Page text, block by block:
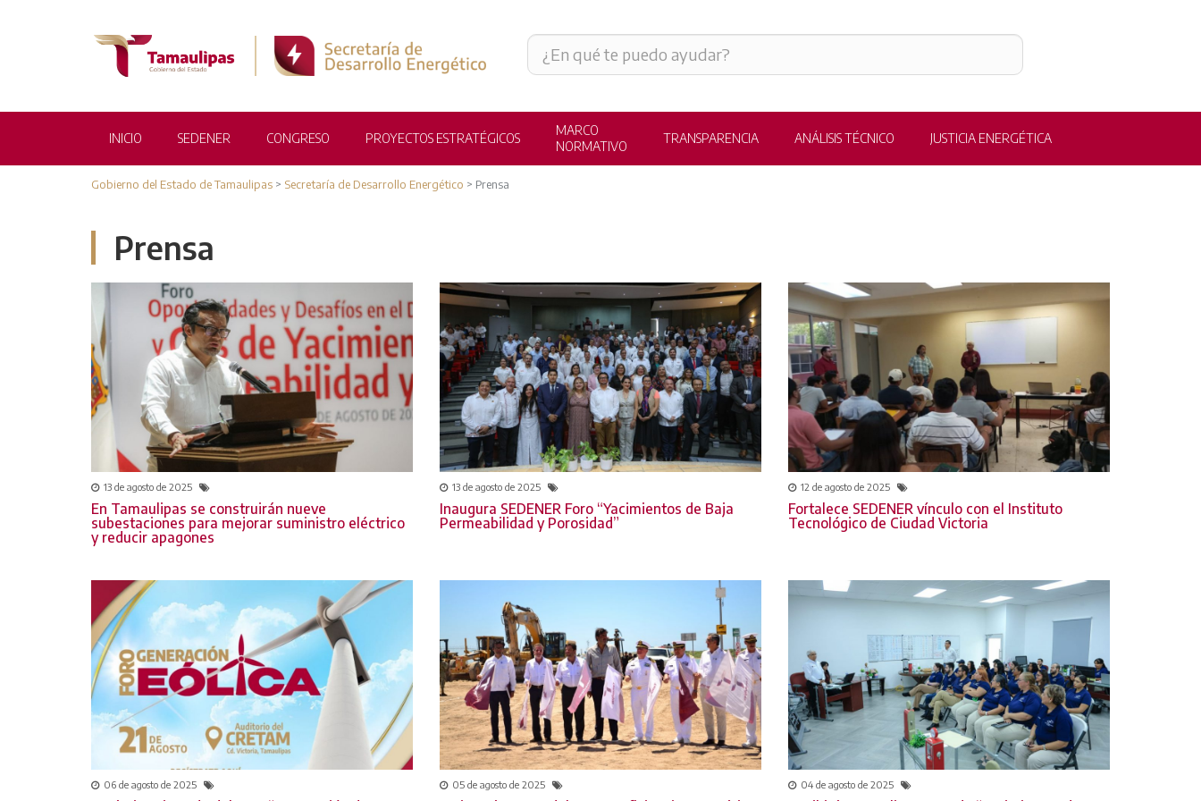
INICIO SEDENER CONGRESO PROYECTOS ESTRATÉGICOS
MARCO
NORMATIVO
TRANSPARENCIA ANÁLISIS TÉCNICO JUSTICIA ENERGÉTICA
Gobierno del Estado de Tamaulipas > Secretaría de Desarrollo Energético > Prensa
Prensa
13 de agosto de 2025
En Tamaulipas se construirán nueve
subestaciones para mejorar suministro eléctrico
y reducir apagones
13 de agosto de 2025
Inaugura SEDENER Foro “Yacimientos de Baja
Permeabilidad y Porosidad”
12 de agosto de 2025
Fortalece SEDENER vínculo con el Instituto
Tecnológico de Ciudad Victoria
06 de agosto de 2025 05 de agosto de 2025 04 de agosto de 2025